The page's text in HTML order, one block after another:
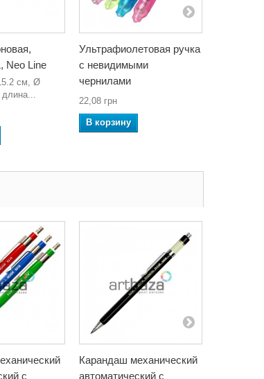
Neo Line
см, Ø
Ультрафиолетовая ручка
с невидимыми
чернилами
22,08 грн
В корзину
с
Карандаш механический
автоматический с